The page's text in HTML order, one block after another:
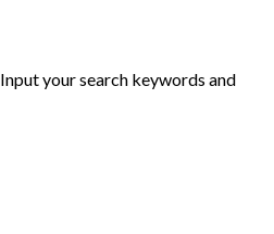
Input your search keywords and